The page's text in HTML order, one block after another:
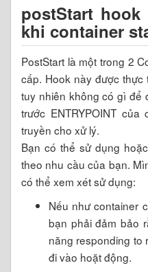
postStart
khi container
PostStart là một trong 2
cấp. Hook này được
tuy nhiên không có gì để
trước ENTRYPOINT
truyền cho xử lý.
Bạn có thể sử dụng
theo nhu cầu của bạn.
có thể xem xét sử dụng:
Nếu như container
bạn phải đảm bảo
năng responding to
đi vào hoặt động.